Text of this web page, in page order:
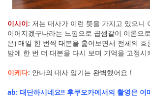
이시이: 저는 대사가 이런 뜻을 가지고 있으니
이어지겠구나라는 느낌으로 곱셈같이 이론으
은) 매일 한 번씩 대본을 훑어보면서 전체의
밤에 한 번 더 대본을 다시 보며 기억을 고정시
이케다: 안나의 대사 암기는 완벽했어요！
ab: 대단하시네요!! 후쿠오카에서의 촬영은 어